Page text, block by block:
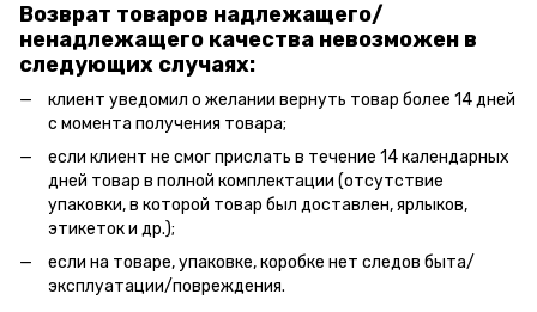
Возврат товаров надлежащего/
ненадлежащего качества невозможен в
следующих случаях:
клиент уведомил о желании вернуть товар более 14 дней
с момента получения товара;
если клиент не смог прислать в течение 14 календарных
дней товар в полной комплектации (отсутствие
упаковки, в которой товар был доставлен, ярлыков,
этикеток и др.);
если на товаре, упаковке, коробке нет следов быта/
эксплуатации/повреждения.